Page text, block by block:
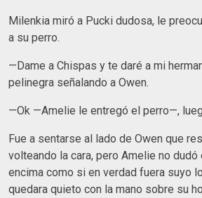
Milenkia miró a Pucki dudosa, le
a su perro.
—Dame a Chispas y te daré a mi
pelinegra señalando a Owen.
—Ok —Amelie le entregó el perro—,
Fue a sentarse al lado de Owen que
volteando la cara, pero Amelie no
encima como si en verdad fuera suyo
quedara quieto con la mano sobre su